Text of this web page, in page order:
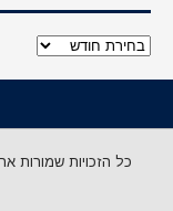
מה
ושנה